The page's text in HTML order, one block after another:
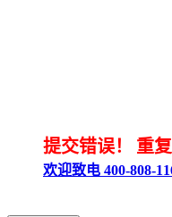
提交错误！ 重
欢迎致电 400-808-